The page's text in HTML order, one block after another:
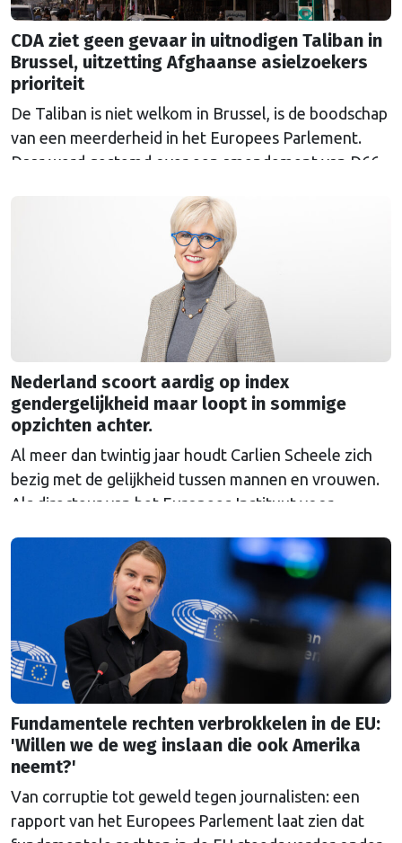
CDA ziet geen gevaar in uitnodigen Taliban in
Brussel, uitzetting Afghaanse asielzoekers
prioriteit
De Taliban is niet welkom in Brussel, is de boodschap
van een meerderheid in het Europees Parlement.
Daar werd gestemd over een amendement van D66-
Walle tegen de uitnodiging van de Europese
Commissie. Het CDA stemde tegen.
Nederland scoort aardig op index
gendergelijkheid maar loopt in sommige
opzichten achter.
Al meer dan twintig jaar houdt Carlien Scheele zich
bezig met de gelijkheid tussen mannen en vrouwen.
Als directeur van het Europees Instituut voor
ook nieuwe weerstand. “Ik begrijp niet waarom er
zo’n emotionele mening over genderonderwerpen
Fundamentele rechten verbrokkelen in de EU:
'Willen we de weg inslaan die ook Amerika
neemt?'
Van corruptie tot geweld tegen journalisten: een
rapport van het Europees Parlement laat zien dat